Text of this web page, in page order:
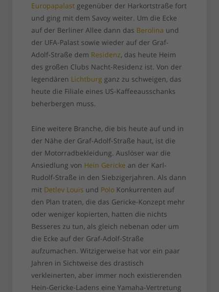
Europapalastgegenüber der Harkortstraße fort
und ging mit dem Savoy weiter. Um die Ecke
auf der Berliner Allee dann das Berolina und
der UFA-Palast sowie wieder auf der Graf-
Adolf-Straße dem Residenz, das heute Heim
des großen Clubs Nacht-Residenz ist. Von der
legendären Lichtburg ganz zu schweigen, das
heute die Filiale eines US-Kaffeeausschanks
beherbergen muss.
Eine weitere Branche, die bis heute auf und in
der Nähe der Graf-Adolf-Straße haut, ist die
der Motorradbekleidung. Auslöser war die
Ansiedlung von Hein Gericke an der Karl-
Rudolf-Straße in den Siebzigerjahren. Als dann
mit Detlev Louis und PoloKonkurrenten auf
den Plan traten, die das Gericke-Konzept mehr
oder weniger kopierten, hatten die nichts
Besseres zu tun, als gleich nebenan oder um
die Ecke auf der Graf-Adolf-Straße
aufzumachen. Witzigerweise hat vor ein paar
Jahren in Sichtweise des drastisch
verkleinerten, aber immer noch existierenden
Hein-Gericke-Ladens eine Yamaha-Vertretung